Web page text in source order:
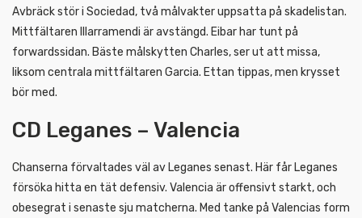
Avbräck stör i Sociedad, två målvakter uppsatta på skadelistan.
Mittfältaren Illarramendi är avstängd. Eibar har tunt på
forwardssidan. Bäste målskytten Charles, ser ut att missa,
liksom centrala mittfältaren Garcia. Ettan tippas, men krysset
bör med.
CD Leganes – Valencia
Chanserna förvaltades väl av Leganes senast. Här får Leganes
försöka hitta en tät defensiv. Valencia är offensivt starkt, och
obesegrat i senaste sju matcherna. Med tanke på Valencias form